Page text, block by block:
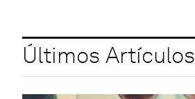
Últimos Artículos